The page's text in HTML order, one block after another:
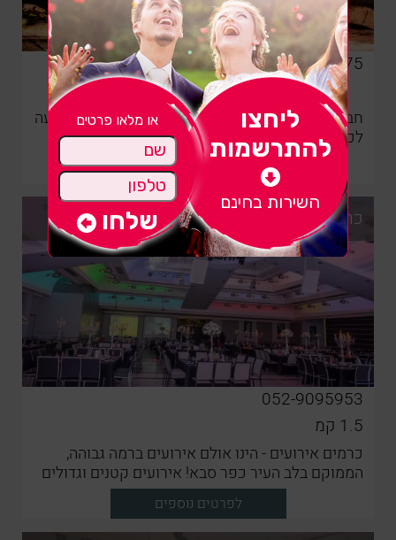
ליחצו
להתרשמות
השירות בחינם
052-9095675
חברת קייטרינג מעולה, המתמחה באירועי בשר, ומגיעה
לכל חלקי הארץ
לפרטים נוספים
כרמים אירועים - כפר סבא
052-9095953
1.5 קמ
כרמים אירועים - הינו אולם אירועים ברמה גבוהה,
הממוקם בלב העיר כפר סבא! אירועים קטנים וגדולים
בעיצוב מרהיב, באווירה מושלמת ועם האוכל הטוב
לפרטים נוספים